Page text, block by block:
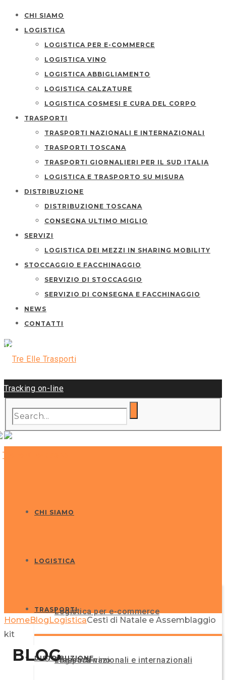
CHI SIAMO
LOGISTICA
LOGISTICA PER E-COMMERCE
LOGISTICA VINO
LOGISTICA ABBIGLIAMENTO
LOGISTICA CALZATURE
LOGISTICA COSMESI E CURA DEL CORPO
TRASPORTI
TRASPORTI NAZIONALI E INTERNAZIONALI
TRASPORTI TOSCANA
TRASPORTI GIORNALIERI PER IL SUD ITALIA
LOGISTICA E TRASPORTO SU MISURA
DISTRIBUZIONE
DISTRIBUZIONE TOSCANA
CONSEGNA ULTIMO MIGLIO
SERVIZI
LOGISTICA DEI MEZZI IN SHARING MOBILITY
STOCCAGGIO E FACCHINAGGIO
SERVIZIO DI STOCCAGGIO
SERVIZIO DI CONSEGNA E FACCHINAGGIO
NEWS
CONTATTI
Tracking on-line
Tracking on-line
CHI SIAMO
LOGISTICA
Logistica per e-commerce
Logistica vino
TRASPORTI
Trasporti nazionali e internazionali
DISTRIBUZIONE
BLOG
HomeBlogLogisticaCesti di Natale e Assemblaggio
kit